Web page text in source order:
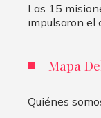
Las 15
impulsaron el
Mapa
Quiénes